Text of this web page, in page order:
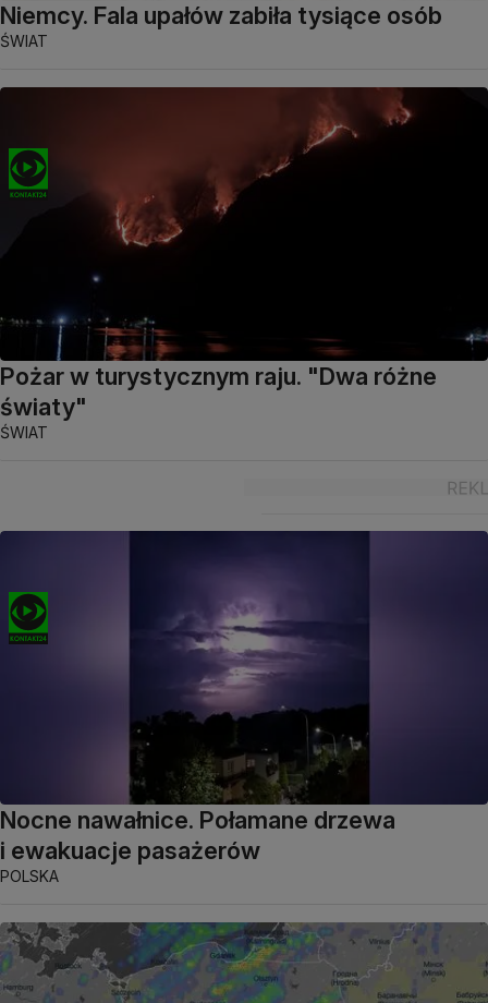
Niemcy. Fala upałów zabiła tysiące osób
ŚWIAT
Pożar w turystycznym raju. "Dwa różne
światy"
ŚWIAT
Nocne nawałnice. Połamane drzewa
i ewakuacje pasażerów
POLSKA